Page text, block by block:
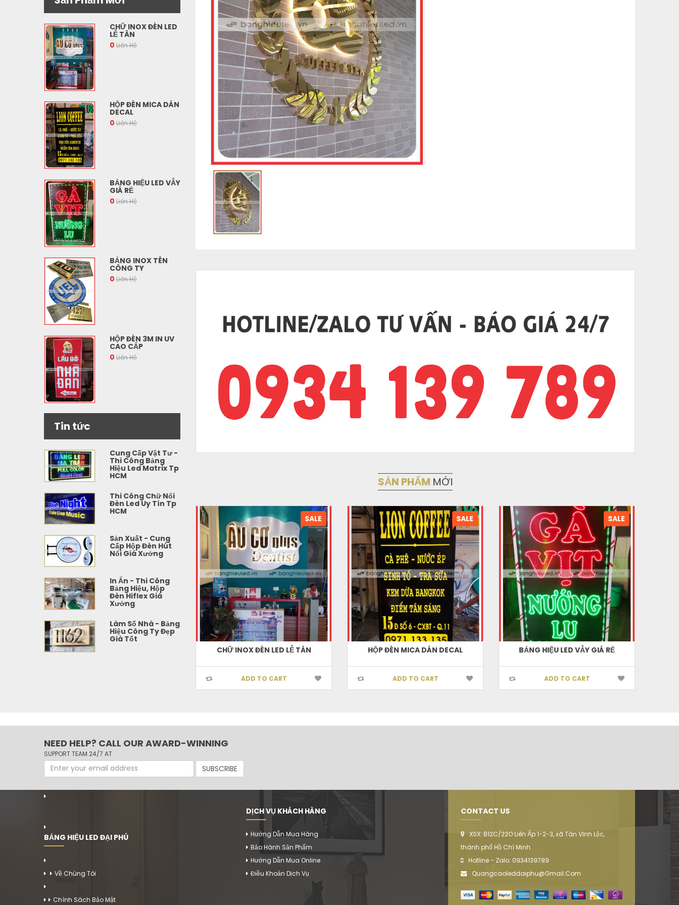
CHỮ INOX ĐÈN LED
LỄ TÂN
0 Liên Hệ
HỘP ĐÈN MICA DÁN
DECAL
0 Liên Hệ
BẢNG HIỆU LED VẪY
GIÁ RẺ
0 Liên Hệ
BẢNG INOX TÊN
CÔNG TY
0 Liên Hệ
HỘP ĐÈN 3M IN UV
CAO CẤP
0 Liên Hệ
Tin tức
Cung Cấp Vật Tư -
Thi Công Bảng
Hiệu Led Matrix Tp
HCM
Thi Công Chữ Nổi
Đèn Led Uy Tín Tp
HCM
Sản Xuất - Cung
Cấp Hộp Đèn Hút
Nổi Giá Xưởng
In Ấn - Thi Công
Bảng Hiệu, Hộp
Đèn Hiflex Giá
Xưởng
Làm Số Nhà - Bảng
Hiệu Công Ty Đẹp
Giá Tốt
SẢN PHẨM MỚI
BẢNG INOX TÊN CÔNG TY CHỮ INOX ĐÈN LED LỄ TÂN
ADD TO CART
SALE
HỘP ĐÈN MICA DÁN DECAL
ADD TO CART
SALE
BẢNG HIỆU LED VẪY GIÁ RẺ
ADD TO CART
SALE
NEED HELP? CALL OUR AWARD-WINNING
SUPPORT TEAM 24/7 AT
SUBSCRIBE
BẢNG HIỆU LED ĐẠI PHÚ
Về Chúng Tôi
Chính Sách Bảo Mật
DỊCH VỤ KHÁCH HÀNG
Hướng Dẫn Mua Hàng
Bảo Hành Sản Phẩm
Hướng Dẫn Mua Online
Điều Khoản Dịch Vụ
CONTACT US
XSX: B12C/22O Liên Ấp 1-2-3, xã Tân Vĩnh Lộc,
thành phố Hồ Chí Minh
Hotline - Zalo: 0934139789
Quangcaoleddaiphu@gmail.com